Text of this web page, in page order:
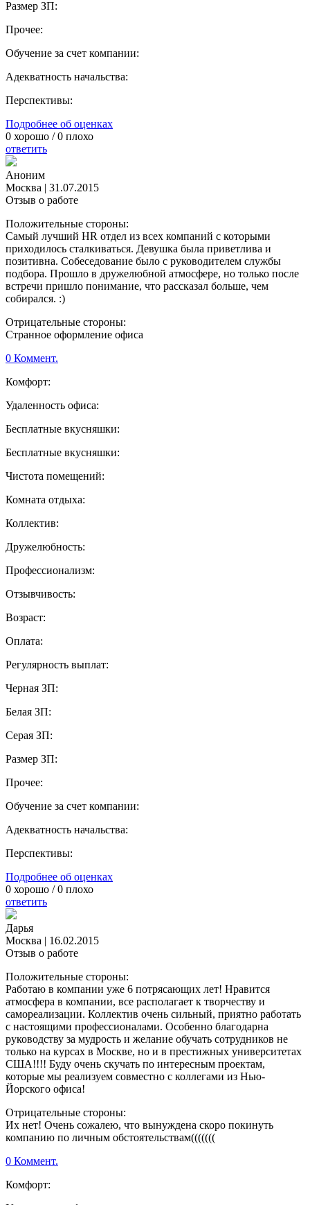
Размер ЗП:
Прочее:
Обучение за счет компании:
Адекватность начальства:
Перспективы:
Подробнее об оценках
0 хорошо /0 плохо
ответить
Аноним
Москва | 31.07.2015
Отзыв о работе
Положительные стороны:
Самый лучший HR отдел из всех компаний с которыми
приходилось сталкиваться. Девушка была приветлива и
позитивна. Собеседование было с руководителем службы
подбора. Прошло в дружелюбной атмосфере, но только после
встречи пришло понимание, что рассказал больше, чем
собирался. :)
Отрицательные стороны:
Странное оформление офиса
0 Коммент.
Комфорт:
Удаленность офиса:
Бесплатные вкусняшки:
Бесплатные вкусняшки:
Чистота помещений:
Комната отдыха:
Коллектив:
Дружелюбность:
Профессионализм:
Отзывчивость:
Возраст:
Оплата:
Регулярность выплат:
Черная ЗП:
Белая ЗП:
Серая ЗП:
Размер ЗП:
Прочее:
Обучение за счет компании:
Адекватность начальства:
Перспективы:
Подробнее об оценках
0 хорошо /0 плохо
ответить
Дарья
Москва | 16.02.2015
Отзыв о работе
Положительные стороны:
Работаю в компании уже 6 потрясающих лет! Нравится
атмосфера в компании, все располагает к творчеству и
самореализации. Коллектив очень сильный, приятно работать
с настоящими профессионалами. Особенно благодарна
руководству за мудрость и желание обучать сотрудников не
только на курсах в Москве, но и в престижных университетах
США!!!! Буду очень скучать по интересным проектам,
которые мы реализуем совместно с коллегами из Нью-
Йорского офиса!
Отрицательные стороны:
Их нет! Очень сожалею, что вынуждена скоро покинуть
компанию по личным обстоятельствам(((((((
0 Коммент.
Комфорт: